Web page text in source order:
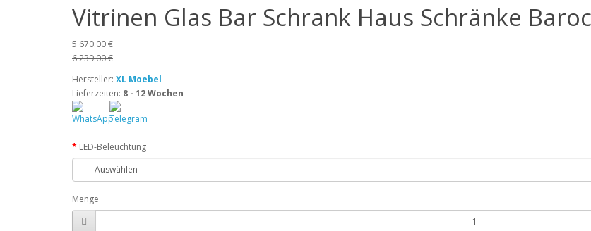
Vitrinen Glas Bar Schrank Haus Schränke
5 670.00 €
6 239.00 €
Hersteller: XL Moebel
Lieferzeiten: 8 - 12 Wochen
LED-Beleuchtung
Menge